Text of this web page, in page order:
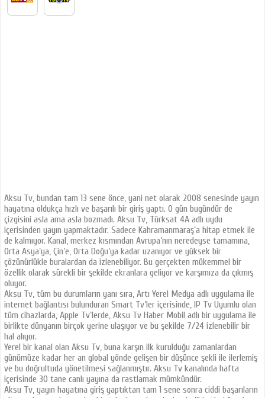
Aksu Tv, bundan tam 13 sene önce, yani net olarak 2008 senesinde yayın
hayatına oldukça hızlı ve başarılı bir giriş yaptı. O gün bugündür de
çizgisini asla ama asla bozmadı. Aksu Tv, Türksat 4A adlı uydu
içerisinden yayın yapmaktadır. Sadece Kahramanmaraş’a hitap etmek ile
de kalmıyor. Kanal, merkez kısmından Avrupa’nın neredeyse tamamına,
Orta Asya’ya, Çin’e, Orta Doğu’ya kadar uzanıyor ve yüksek bir
çözünürlükle buralardan da izlenebiliyor. Bu gerçekten mükemmel bir
özellik olarak sürekli bir şekilde ekranlara geliyor ve karşımıza da çıkmış
oluyor.
Aksu Tv, tüm bu durumların yanı sıra, Artı Yerel Medya adlı uygulama ile
internet bağlantısı bulunduran Smart Tv’ler içerisinde, IP Tv Uyumlu olan
tüm cihazlarda, Apple Tv’lerde, Aksu Tv Haber Mobil adlı bir uygulama ile
birlikte dünyanın birçok yerine ulaşıyor ve bu şekilde 7/24 izlenebilir bir
hal alıyor.
Yerel bir kanal olan Aksu Tv, buna karşın ilk kurulduğu zamanlardan
günümüze kadar her an global yönde gelişen bir düşünce şekli ile ilerlemiş
ve bu doğrultuda yönetilmesi sağlanmıştır. Aksu Tv kanalında hafta
içerisinde 30 tane canlı yayına da rastlamak mümkündür.
Aksu Tv, yayın hayatına giriş yaptıktan tam 1 sene sonra ciddi başarıların